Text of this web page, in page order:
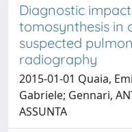
Diagnostic
tomosynthesis in
suspected
radiography
2015-01-01 Quaia,
Gabriele; Gennari,
ASSUNTA